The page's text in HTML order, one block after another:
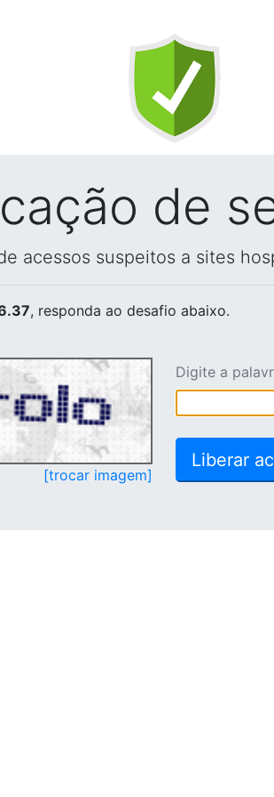
de
acessos suspeitos a sites
, responda ao desafio abaixo.
[trocar imagem]
Digite a